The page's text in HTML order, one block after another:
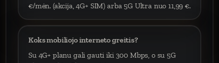
€/mėn. (akcija, 4G+ SIM) arba 5G Ultra nuo 11,99 €.
Koks mobiliojo interneto greitis?
Su 4G+ planu gali gauti iki 300 Mbps, o su 5G